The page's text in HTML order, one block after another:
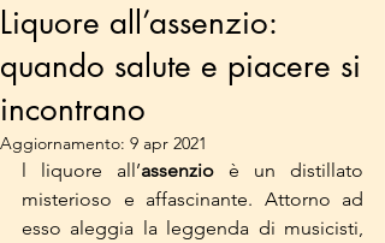
Liquore all’assenzio:
quando salute e piacere si
incontrano
Aggiornamento: 9 apr 2021
l liquore all’assenzio è un distillato
misterioso e affascinante. Attorno ad
esso aleggia la leggenda di musicisti,